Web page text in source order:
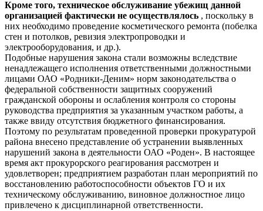
Кроме того, техническое обслуживание убежищ данной
организацией фактически не осуществлялось , поскольку в
них необходимо проведение косметического ремонта (побелка
стен и потолков, ревизия электропроводки и
электрооборудования, и др.).
Подобные нарушения закона стали возможны вследствие
ненадлежащего исполнения ответственными должностными
лицами ОАО «Родники-Деним» норм законодательства о
федеральной собственности защитных сооружений
гражданской обороны и ослабления контроля со стороны
руководства предприятия за указанным участком работы, а
также ввиду отсутствия бюджетного финансирования.
Поэтому по результатам проведенной проверки прокуратурой
района внесено представление об устранении выявленных
нарушений закона в деятельности ОАО «Роден». В настоящее
время акт прокурорского реагирования рассмотрен и
удовлетворен; предприятием разработан план мероприятий по
восстановлению работоспособности объектов ГО и их
техническому обслуживанию, виновное должностное лицо
привлечено к дисциплинарной ответственности.